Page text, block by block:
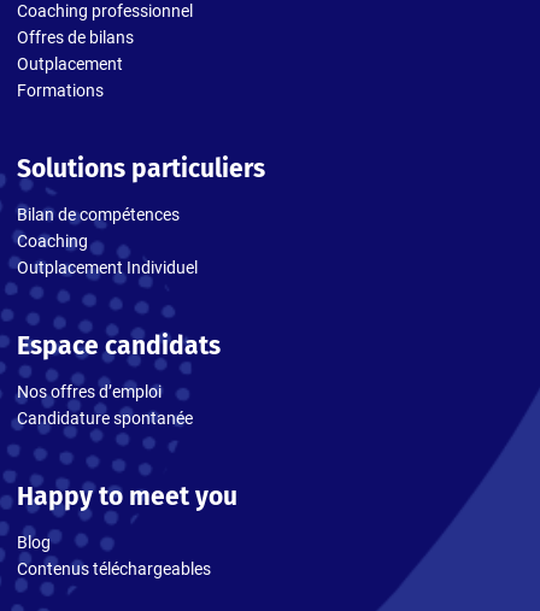
Coaching professionnel
Offres de bilans
Outplacement
Formations
Solutions particuliers
Bilan de compétences
Coaching
Outplacement Individuel
Espace candidats
Nos offres d’emploi
Candidature spontanée
Happy to meet you
Blog
Contenus téléchargeables